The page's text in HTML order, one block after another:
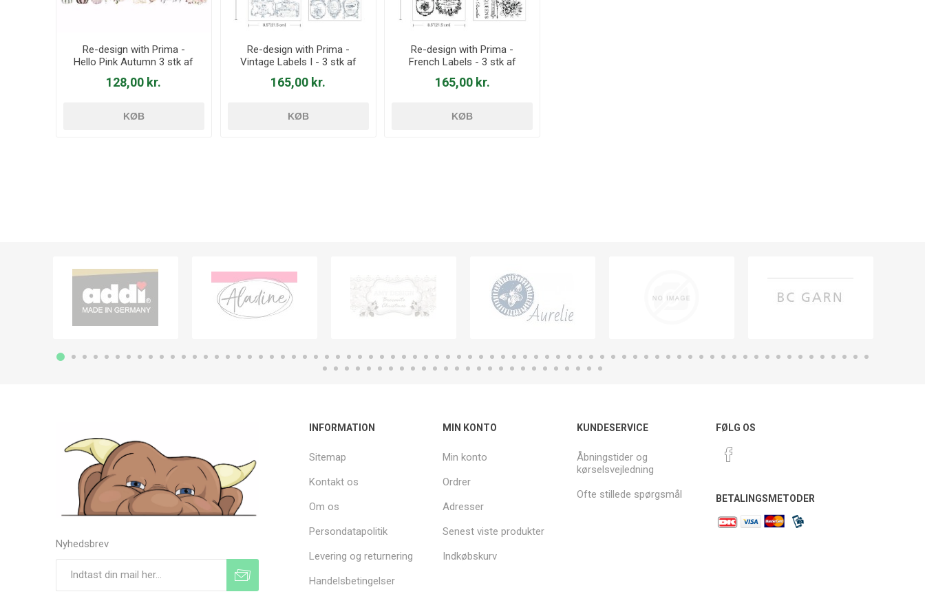
Re-design with Prima -
Hello Pink Autumn 3 stk af
15 x 30 cm Decor Transfer -
654467
128,00 kr.
KØB
Re-design with Prima -
Vintage Labels I - 3 stk af
21,5 x 28 cm Decor
Transfer - 662066
165,00 kr.
KØB
Re-design with Prima -
French Labels - 3 stk af
21,5 x 28 cm Decor
Transfer - 659233
165,00 kr.
KØB
Nyhedsbrev
INFORMATION
Sitemap
Kontakt os
Om os
Persondatapolitik
Levering og returnering
Handelsbetingelser
MIN KONTO
Min konto
Ordrer
Adresser
Senest viste produkter
Indkøbskurv
KUNDESERVICE
Åbningstider og
kørselsvejledning
Ofte stillede spørgsmål
FØLG OS
BETALINGSMETODER